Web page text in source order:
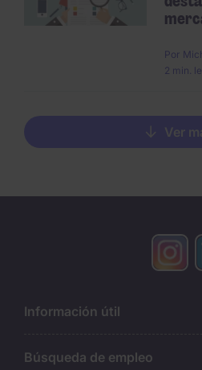
Por
2 min.
Ver
Información útil
Búsqueda de empleo